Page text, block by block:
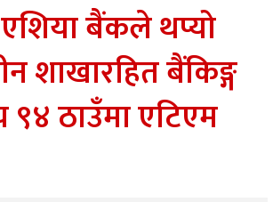
बैंकले थप्यो
शाखारहित बैंकिङ्ग
ठाउँमा एटिएम